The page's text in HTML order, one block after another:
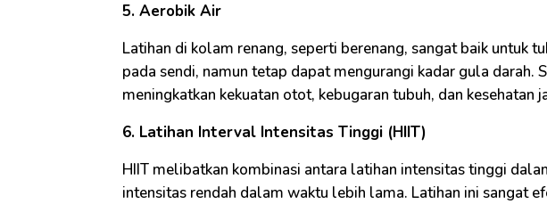
5. Aerobik Air
Latihan di kolam renang, seperti berenang, sangat baik untuk
pada sendi, namun tetap dapat mengurangi kadar gula darah.
meningkatkan kekuatan otot, kebugaran tubuh, dan kesehatan
6. Latihan Interval Intensitas Tinggi (HIIT)
HIIT melibatkan kombinasi antara latihan intensitas tinggi
intensitas rendah dalam waktu lebih lama. Latihan ini sangat